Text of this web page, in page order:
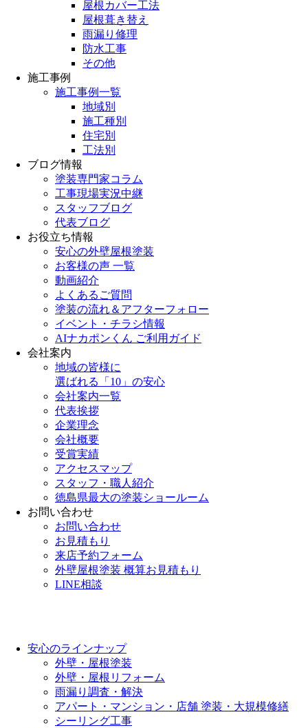
屋根カバー工法
屋根葺き替え
雨漏り修理
防水工事
その他
施工事例
施工事例一覧
地域別
施工種別
住宅別
工法別
ブログ情報
塗装専門家コラム
工事現場実況中継
スタッフブログ
代表ブログ
お役立ち情報
安心の外壁屋根塗装
お客様の声 一覧
動画紹介
よくあるご質問
塗装の流れ＆アフターフォロー
イベント・チラシ情報
AIナカポンくん ご利用ガイド
会社案内
地域の皆様に
選ばれる「10」の安心
会社案内一覧
代表挨拶
企業理念
会社概要
受賞実績
アクセスマップ
スタッフ・職人紹介
徳島県最大の塗装ショールーム
お問い合わせ
お問い合わせ
お見積もり
来店予約フォーム
外壁屋根塗装 概算お見積もり
LINE相談
安心のラインナップ
外壁・屋根塗装
外壁・屋根リフォーム
雨漏り調査・解決
アパート・マンション・店舗 塗装・大規模修繕
シーリング工事